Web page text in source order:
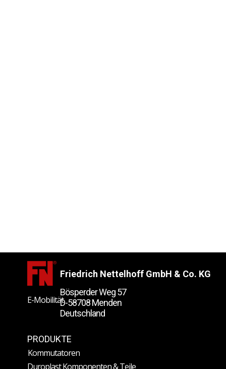
Friedrich Nettelhoff GmbH & Co. KG
PRODUKTE
Bösperder Weg 57
D-58708 Menden
Deutschland
Kommutatoren
Duroplast Komponenten & Teile
E-Mobilität